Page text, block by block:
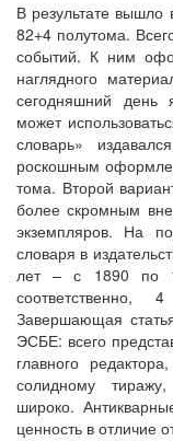
В результате
82+4 полутома.
событий. К ним
наглядного
сегодняшний день
может
словарь»
роскошным
тома. Второй
более скромным
экземпляров. На
словаря в
лет – с 1890 по
Завершающая
ЭСБЕ: всего
главного
солидному
широко.
ценность в отличие